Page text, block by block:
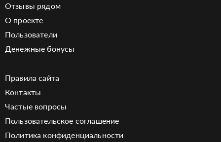
Отзывы рядом
О проекте
Пользователи
Денежные бонусы
Правила сайта
Контакты
Частые вопросы
Пользовательское соглашение
Политика конфиденциальности